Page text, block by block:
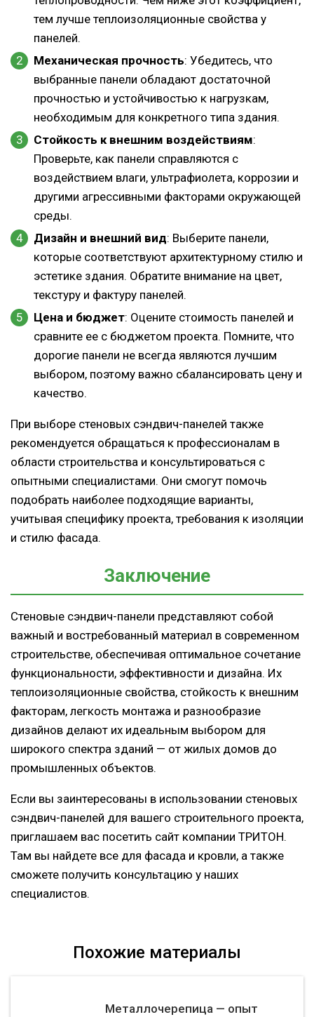
тем лучше теплоизоляционные свойства у
панелей.
Механическая прочность: Убедитесь, что
выбранные панели обладают достаточной
прочностью и устойчивостью к нагрузкам,
необходимым для конкретного типа здания.
Стойкость к внешним воздействиям:
Проверьте, как панели справляются с
воздействием влаги, ультрафиолета, коррозии и
другими агрессивными факторами окружающей
среды.
Дизайн и внешний вид: Выберите панели,
которые соответствуют архитектурному стилю и
эстетике здания. Обратите внимание на цвет,
текстуру и фактуру панелей.
Цена и бюджет: Оцените стоимость панелей и
сравните ее с бюджетом проекта. Помните, что
дорогие панели не всегда являются лучшим
выбором, поэтому важно сбалансировать цену и
качество.
При выборе стеновых сэндвич-панелей также
рекомендуется обращаться к профессионалам в
области строительства и консультироваться с
опытными специалистами. Они смогут помочь
подобрать наиболее подходящие варианты,
учитывая специфику проекта, требования к изоляции
и стилю фасада.
Заключение
Стеновые сэндвич-панели представляют собой
важный и востребованный материал в современном
строительстве, обеспечивая оптимальное сочетание
функциональности, эффективности и дизайна. Их
теплоизоляционные свойства, стойкость к внешним
факторам, легкость монтажа и разнообразие
дизайнов делают их идеальным выбором для
широкого спектра зданий — от жилых домов до
промышленных объектов.
Если вы заинтересованы в использовании стеновых
сэндвич-панелей для вашего строительного проекта,
приглашаем вас посетить сайт компании ТРИТОН.
Там вы найдете все для фасада и кровли, а также
сможете получить консультацию у наших
специалистов.
Похожие материалы
Металлочерепица — опыт